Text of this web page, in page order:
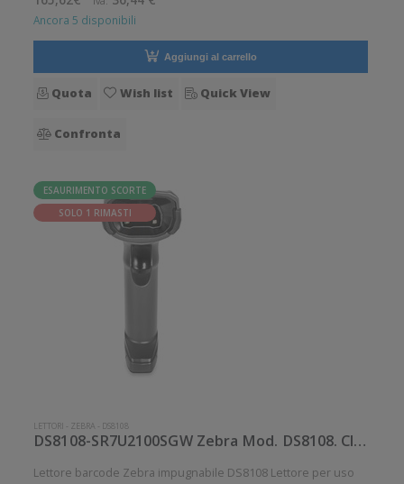
Ancora 5 disponibili
Aggiungi al carrello
Quota Wish list Quick View
Confronta
ESAURIMENTO SCORTE
SOLO 1 RIMASTI
LETTORI - ZEBRA - DS8108
DS8108-SR7U2100SGW Zebra Mod. DS8108. Classificazione: Impugnabile.
Lettore barcode Zebra impugnabile DS8108 Lettore per uso